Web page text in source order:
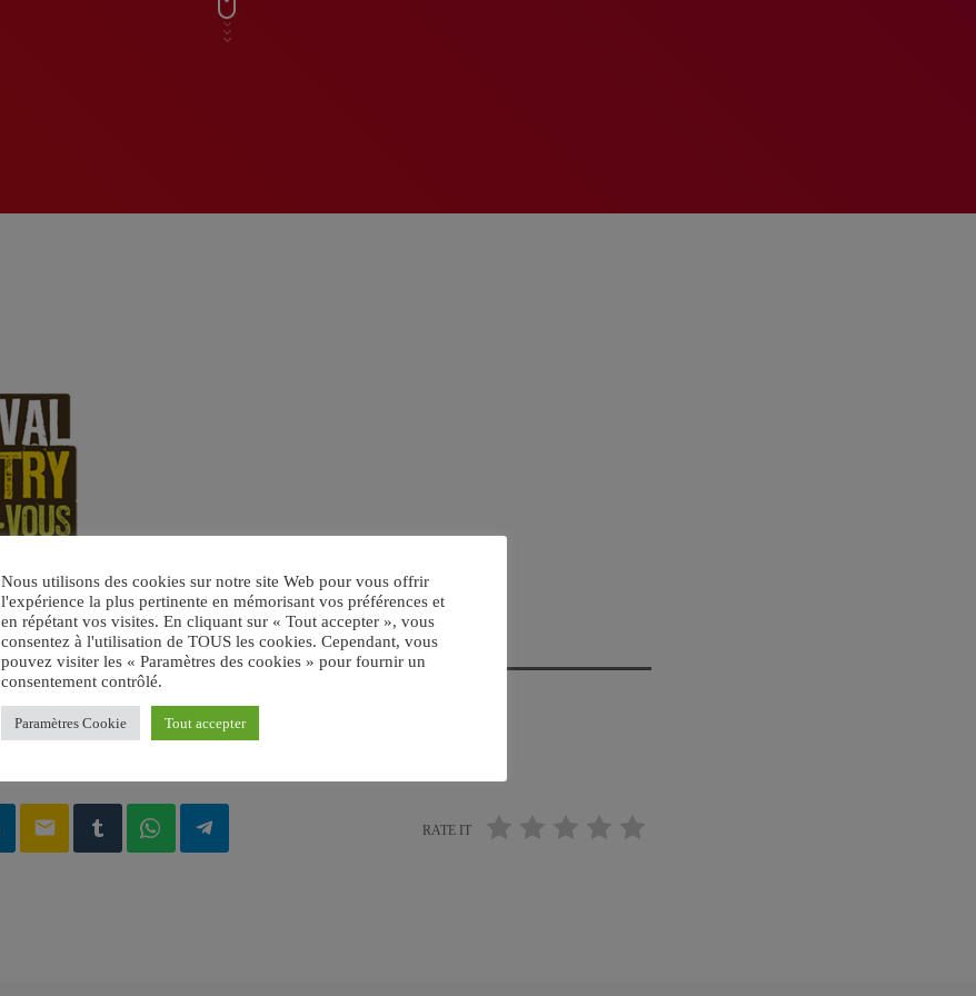
email RATE IT
Nous utilisons des cookies sur notre site Web pour vous offrir
l'expérience la plus pertinente en mémorisant vos préférences et
en répétant vos visites. En cliquant sur « Tout accepter », vous
consentez à l'utilisation de TOUS les cookies. Cependant, vous
pouvez visiter les « Paramètres des cookies » pour fournir un
consentement contrôlé.
Paramètres Cookie Tout accepter